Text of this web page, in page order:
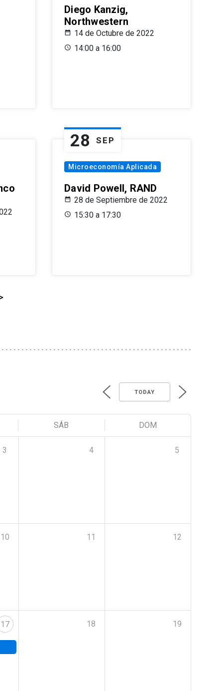
Diego Kanzig,
Northwestern
14 de Octubre de 2022
14:00 a 16:00
28 SEP
Microeconomía Aplicada
David Powell, RAND
28 de Septiembre de 2022
15:30 a 17:30
TODAY
SÁB DOM
3 4 5
10 11 12
17 18 19